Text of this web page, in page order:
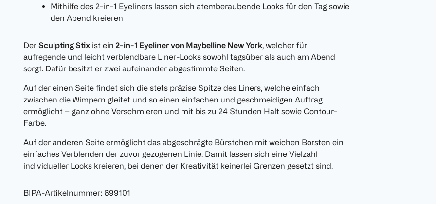
Mithilfe des 2-in-1 Eyeliners lassen sich atemberaubende Looks für den Tag sowie
den Abend kreieren
Der Sculpting Stix ist ein 2-in-1 Eyeliner von Maybelline New York, welcher für
aufregende und leicht verblendbare Liner-Looks sowohl tagsüber als auch am Abend
sorgt. Dafür besitzt er zwei aufeinander abgestimmte Seiten.
Auf der einen Seite findet sich die stets präzise Spitze des Liners, welche einfach
zwischen die Wimpern gleitet und so einen einfachen und geschmeidigen Auftrag
ermöglicht – ganz ohne Verschmieren und mit bis zu 24 Stunden Halt sowie Contour-
Farbe.
Auf der anderen Seite ermöglicht das abgeschrägte Bürstchen mit weichen Borsten ein
einfaches Verblenden der zuvor gezogenen Linie. Damit lassen sich eine Vielzahl
individueller Looks kreieren, bei denen der Kreativität keinerlei Grenzen gesetzt sind.
BIPA-Artikelnummer: 699101